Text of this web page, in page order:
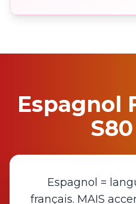
Espagnol
Espagnol =
français. MAIS